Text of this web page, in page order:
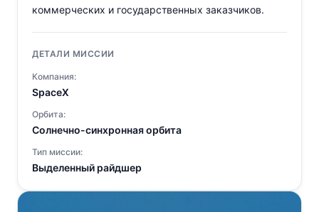
коммерческих и государственных заказчиков.
ДЕТАЛИ МИССИИ
Компания:
SpaceX
Орбита:
Солнечно-синхронная орбита
Тип миссии:
Выделенный райдшер